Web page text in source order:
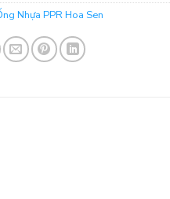
Nhựa PPR Hoa Sen